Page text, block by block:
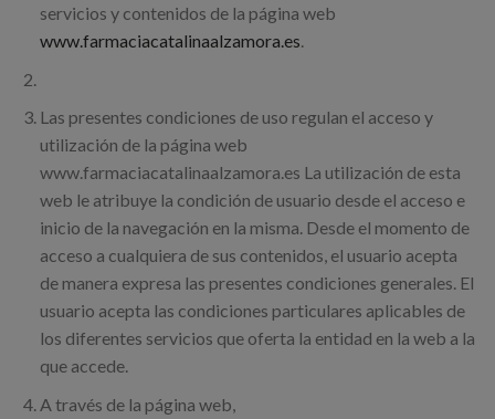
servicios y contenidos de la página web
www.farmaciacatalinaalzamora.es.
Las presentes condiciones de uso regulan el acceso y
utilización de la página web
www.farmaciacatalinaalzamora.es La utilización de esta
web le atribuye la condición de usuario desde el acceso e
inicio de la navegación en la misma. Desde el momento de
acceso a cualquiera de sus contenidos, el usuario acepta
de manera expresa las presentes condiciones generales. El
usuario acepta las condiciones particulares aplicables de
los diferentes servicios que oferta la entidad en la web a la
que accede.
A través de la página web,